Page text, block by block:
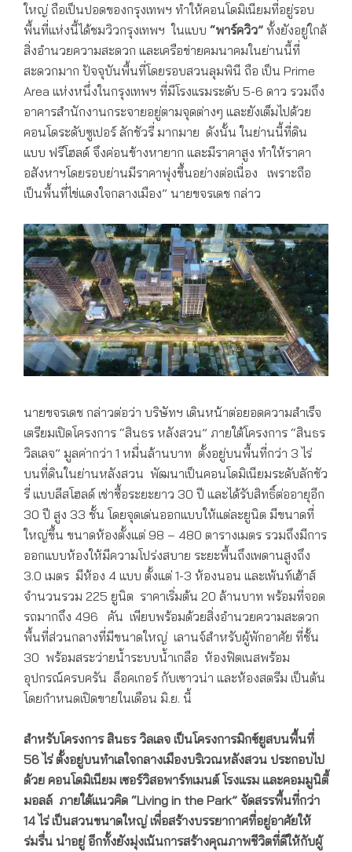
ใหญ่ ถือเป็นปอดของกรุงเทพฯ ทำให้คอนโดมิเนียมที่อยู่รอบ
พื้นที่แห่งนี้ได้ชมวิวกรุงเทพฯ ในแบบ “พาร์ควิว” ทั้งยังอยู่ใกล้
สิ่งอำนวยความสะดวก และเครือข่ายคมนาคมในย่านนี้ที่
สะดวกมาก ปัจจุบันพื้นที่โดยรอบสวนลุมพินี ถือ เป็น Prime
Area แห่งหนึ่งในกรุงเทพฯ ที่มีโรงแรมระดับ 5-6 ดาว รวมถึง
อาคารสำนักงานกระจายอยู่ตามจุดต่างๆ และยังเต็มไปด้วย
คอนโดระดับซูเปอร์ ลักชัวรี่ มากมาย ดังนั้น ในย่านนี้ที่ดิน
แบบ ฟรีโฮลด์ จึงค่อนข้างหายาก และมีราคาสูง ทำให้ราคา
อสังหาฯโดยรอบย่านมีราคาพุ่งขึ้นอย่างต่อเนื่อง เพราะถือ
เป็นพื้นที่ไข่แดงใจกลางเมือง” นายขจรเดช กล่าว
นายขจรเดช กล่าวต่อว่า บริษัทฯ เดินหน้าต่อยอดความสำเร็จ
เตรียมเปิดโครงการ “สินธร หลังสวน” ภายใต้โครงการ “สินธร
วิลเลจ” มูลค่ากว่า 1 หมื่นล้านบาท ตั้งอยู่บนพื้นที่กว่า 3 ไร่
บนที่ดินในย่านหลังสวน พัฒนาเป็นคอนโดมิเนียมระดับลักชัว
รี่ แบบลีสโฮลด์ เช่าซื้อระยะยาว 30 ปี และได้รับสิทธิ์ต่ออายุอีก
30 ปี สูง ​33 ชั้น โดยจุดเด่นออกแบบให้แต่ละยูนิต มีขนาดที่
ใหญ่ขึ้น ขนาดห้องตั้งแต่ ​98 – 480 ตารางเมตร รวมถึงมีการ
ออกแบบห้องให้มีความโปร่งสบาย ระยะพื้นถึงเพดานสูงถึง
3.0 เมตร มีห้อง 4 แบบ ตั้งแต่ 1-3 ห้องนอน และเพ้นท์เฮ้าส์
จำนวนรวม 225 ยูนิต ราคาเริ่มต้น 20 ล้านบาท พร้อมที่จอด
รถมากถึง 496 คัน เพียบพร้อมด้วยสิ่งอำนวยความสะดวก ​
พื้นที่ส่วนกลางที่มีขนาดใหญ่ เลานจ์สำหรับผู้พักอาศัย ที่ชั้น
30 พร้อมสระว่ายน้ำระบบน้ำเกลือ ห้องฟิตเนสพร้อม
อุปกรณ์ครบครัน ล็อคเกอร์ กับเซาวน่า และห้องสตรีม เป็นต้น
โดยกำหนดเปิดขายในเดือน มิ.ย. นี้
สำหรับโครงการ สินธร วิลเลจ เป็นโครงการมิกซ์ยูสบนพื้นที่
56 ไร่ ตั้งอยู่บนทำเลใจกลางเมืองบริเวณหลังสวน ประกอบไป
ด้วย คอนโดมิเนียม เซอร์วิสอพาร์ทเมนต์ โรงแรม และคอมมูนิตี้
มอลล์ ภายใต้แนวคิด “Living in the Park” จัดสรรพื้นที่กว่า
14 ไร่ เป็นสวนขนาดใหญ่ เพื่อสร้างบรรยากาศที่อยู่อาศัยให้
ร่มรื่น น่าอยู่ อีกทั้งยังมุ่งเน้นการสร้างคุณภาพชีวิตที่ดีให้กับผู้